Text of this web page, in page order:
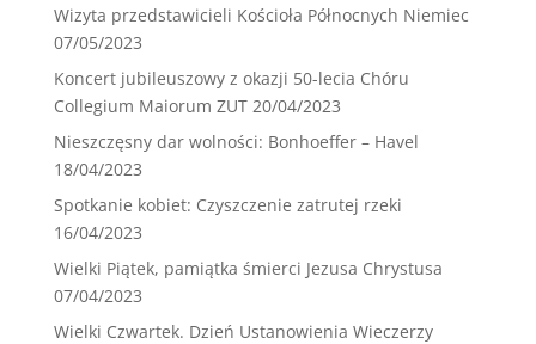
Wizyta przedstawicieli Kościoła Północnych Niemiec
07/05/2023
Koncert jubileuszowy z okazji 50-lecia Chóru
Collegium Maiorum ZUT 20/04/2023
Nieszczęsny dar wolności: Bonhoeffer – Havel
18/04/2023
Spotkanie kobiet: Czyszczenie zatrutej rzeki
16/04/2023
Wielki Piątek, pamiątka śmierci Jezusa Chrystusa
07/04/2023
Wielki Czwartek. Dzień Ustanowienia Wieczerzy